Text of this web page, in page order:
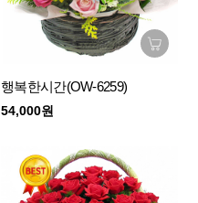
행복한시간(OW-6259)
54,000원